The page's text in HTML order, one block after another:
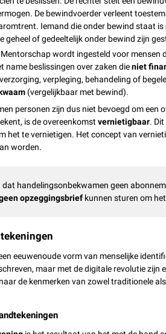
De bewindvoerder verleent
Iemand die onder bewind staat is
geheel of gedeeltelijk onder bewind zijn
Mentorschap wordt ingesteld voor mensen
name beslissingen over zaken dieniet
verpleging, behandeling of
(vergelijkbaar met bewind).
personen zijn dus niet bevoegd om een
is de overeenkomstvernietigbaar.
het te vernietigen. Het concept van
worden.
dat handelingsonbekwamen geen
opzeggingsbrief kunnen sturen om het
eeuwenoude vorm van menselijke
maar met de digitale revolutie
de kenmerken van zowel traditionele